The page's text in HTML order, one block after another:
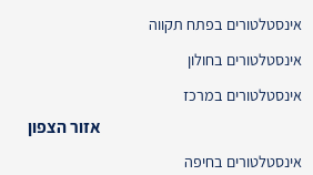
אינסטלטורים בפתח תקווה
אינסטלטורים בחולון
אינסטלטורים במרכז
אזור הצפון
אינסטלטורים בחיפה